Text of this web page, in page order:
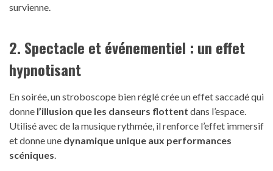
survienne.
2. Spectacle et événementiel : un effet
hypnotisant
En soirée, un stroboscope bien réglé crée un effet saccadé qui
donne l’illusion que les danseurs flottent dans l’espace.
Utilisé avec de la musique rythmée, il renforce l’effet immersif
et donne une dynamique unique aux performances
scéniques